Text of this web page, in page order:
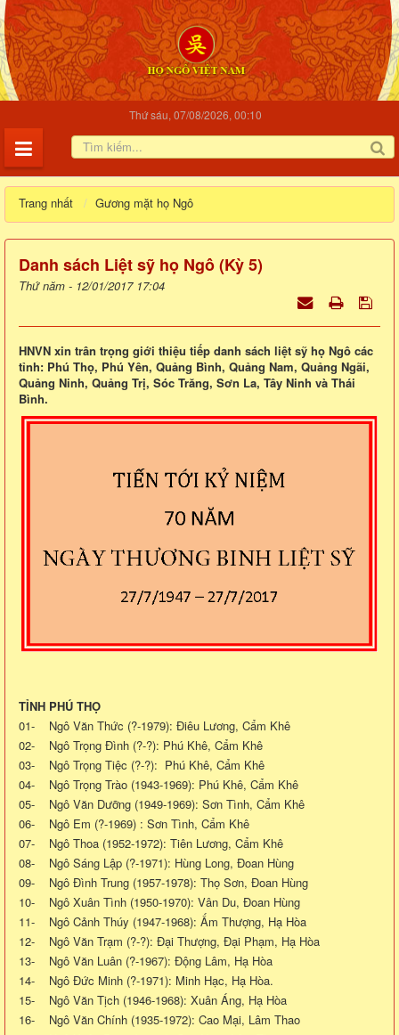
Thứ sáu, 07/08/2026, 00:10
Trang nhất Gương mặt họ Ngô
Danh sách Liệt sỹ họ Ngô (Kỳ 5)
Thứ năm - 12/01/2017 17:04
HNVN xin trân trọng giới thiệu tiếp danh sách liệt sỹ họ Ngô các
tỉnh: Phú Thọ, Phú Yên, Quảng Bình, Quảng Nam, Quảng Ngãi,
Quảng Ninh, Quảng Trị, Sóc Trăng, Sơn La, Tây Ninh và Thái
Bình.
TỈNH PHÚ THỌ
01- Ngô Văn Thức (?-1979): Điêu Lương, Cẩm Khê
02- Ngô Trọng Đình (?-?): Phú Khê, Cẩm Khê
03- Ngô Trọng Tiệc (?-?): Phú Khê, Cẩm Khê
04- Ngô Trọng Trào (1943-1969): Phú Khê, Cẩm Khê
05- Ngô Văn Dưỡng (1949-1969): Sơn Tình, Cẩm Khê
06- Ngô Em (?-1969) : Sơn Tình, Cẩm Khê
07- Ngô Thoa (1952-1972): Tiên Lương, Cẩm Khê
08- Ngô Sáng Lập (?-1971): Hùng Long, Đoan Hùng
09- Ngô Đình Trung (1957-1978): Thọ Sơn, Đoan Hùng
10- Ngô Xuân Tình (1950-1970): Vân Du, Đoan Hùng
11- Ngô Cảnh Thúy (1947-1968): Ấm Thượng, Hạ Hòa
12- Ngô Văn Trạm (?-?): Đại Thượng, Đại Phạm, Hạ Hòa
13- Ngô Văn Luân (?-1967): Động Lâm, Hạ Hòa
14- Ngô Đức Minh (?-1971): Minh Hạc, Hạ Hòa.
15- Ngô Văn Tịch (1946-1968): Xuân Áng, Hạ Hòa
16- Ngô Văn Chính (1935-1972): Cao Mại, Lâm Thao